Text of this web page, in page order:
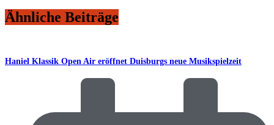
Ähnliche Beiträge
Haniel Klassik Open Air eröffnet Duisburgs neue Musikspielzeit